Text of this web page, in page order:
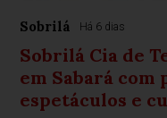
Sobrilá Há 6 dias
Sobrilá Cia de
em Sabará
espetáculos e